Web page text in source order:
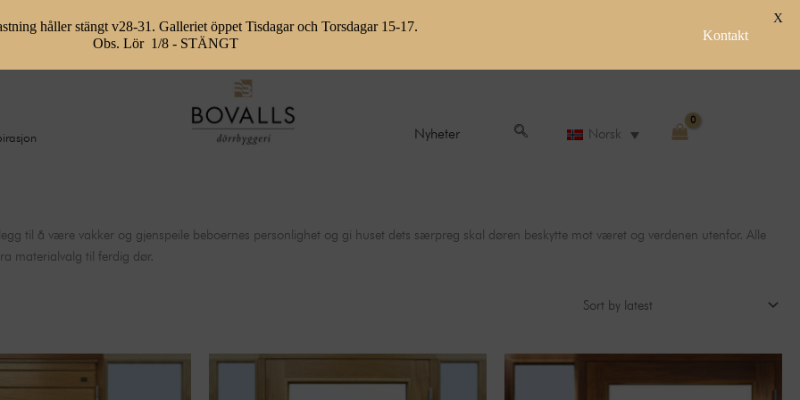
Nyheter Norsk
til å være vakker og gjenspeile beboernes personlighet og gi huset dets særpreg skal døren beskytte mot været og verdenen utenfor. Alle
materialvalg til ferdig dør.
håller stängt v28-31. Galleriet öppet Tisdagar och Torsdagar 15-17.
Obs. Lör 1/8 - STÄNGT
Kontakt
X